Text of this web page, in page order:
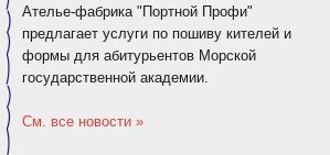
Ателье-фабрика "Портной Профи"
предлагает услуги по пошиву кителей и
формы для абитурьентов Морской
государственной академии.
См. все новости »